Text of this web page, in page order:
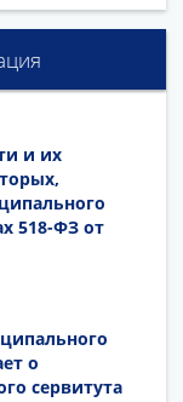
и их
518-ФЗ от
о
сервитута